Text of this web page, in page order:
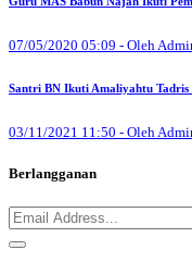
07/05/2020 05:09 - Oleh
Santri BN Ikuti Amaliyahtu Tadris
03/11/2021 11:50 - Oleh
Berlangganan